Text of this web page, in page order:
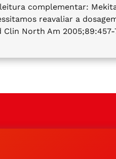
complementar:
reavaliar a
Clin North Am 2005;89:457-